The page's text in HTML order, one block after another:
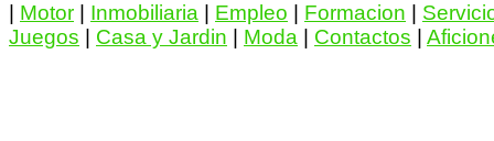
Motor Inmobiliaria Empleo Formacion
Juegos
Casa y Jardin Moda Contactos